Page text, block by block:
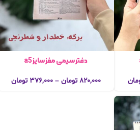
دفتر سیمی مغز سایز a5
۸۲۰,۰۰۰ تومان – ۳۷۶,۰۰۰ تومان